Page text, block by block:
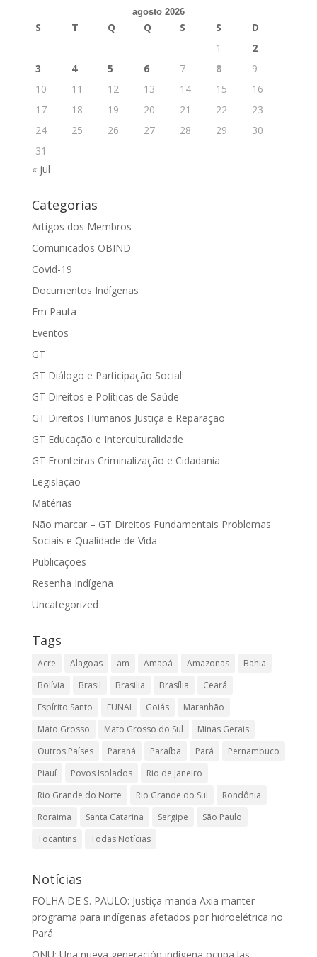
agosto 2026
S T Q Q S S
D
1
2
3
4 5 6 7 8
9
10
11 12 13 14 15
16
17
18 19 20 21 22
23
24
25 26 27 28 29
30
31
« jul
Categorias
Artigos dos Membros
Comunicados OBIND
Covid-19
Documentos Indígenas
Em Pauta
Eventos
GT
GT Diálogo e Participação Social
GT Direitos e Políticas de Saúde
GT Direitos Humanos Justiça e Reparação
GT Educação e Interculturalidade
GT Fronteiras Criminalização e Cidadania
Legislação
Matérias
Não marcar – GT Direitos Fundamentais Problemas
Sociais e Qualidade de Vida
Publicações
Resenha Indígena
Uncategorized
Tags
Acre Alagoas am Amapá Amazonas
Bahia
Bolívia
Brasil Brasilia Brasília
Ceará
Espírito Santo
FUNAI Goiás
Maranhão
Mato Grosso
Mato Grosso do Sul
Minas Gerais
Outros Países
Paraná Paraíba Pará
Pernambuco
Piauí
Povos Isolados
Rio de Janeiro
Rio Grande do Norte
Rio Grande do Sul
Rondônia
Roraima
Santa Catarina Sergipe
São Paulo
Tocantins
Todas Notícias
Notícias
FOLHA DE S. PAULO: Justiça manda Axia manter
programa para indígenas afetados por hidroelétrica no
Pará